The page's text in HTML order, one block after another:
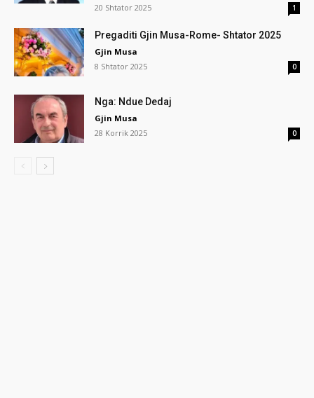
20 Shtator 2025
1
Pregaditi Gjin Musa-Rome- Shtator 2025
Gjin Musa
8 Shtator 2025
0
Nga: Ndue Dedaj
Gjin Musa
28 Korrik 2025
0